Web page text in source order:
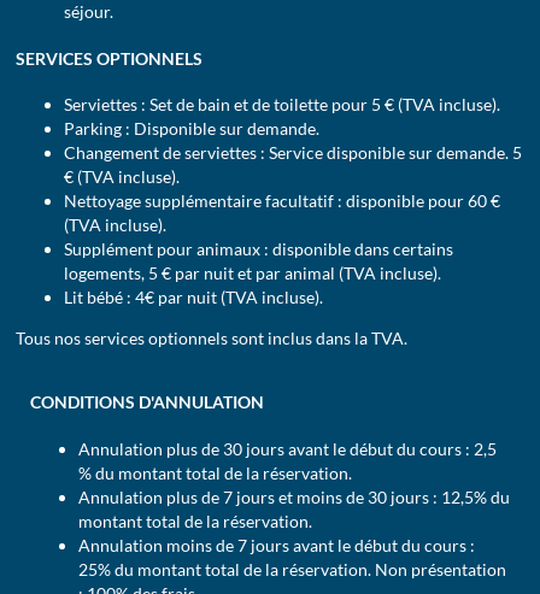
séjour.
SERVICES OPTIONNELS
Serviettes : Set de bain et de toilette pour 5 € (TVA incluse).
Parking : Disponible sur demande.
Changement de serviettes : Service disponible sur demande. 5
€ (TVA incluse).
Nettoyage supplémentaire facultatif : disponible pour 60 €
(TVA incluse).
Supplément pour animaux : disponible dans certains
logements, 5 € par nuit et par animal (TVA incluse).
Lit bébé : 4€ par nuit (TVA incluse).
Tous nos services optionnels sont inclus dans la TVA.
CONDITIONS D'ANNULATION
Annulation plus de 30 jours avant le début du cours : 2,5
% du montant total de la réservation.
Annulation plus de 7 jours et moins de 30 jours : 12,5% du
montant total de la réservation.
Annulation moins de 7 jours avant le début du cours :
25% du montant total de la réservation. Non présentation